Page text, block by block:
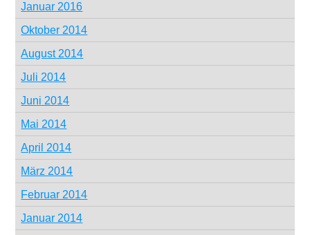
Januar 2016
Oktober 2014
August 2014
Juli 2014
Juni 2014
Mai 2014
April 2014
März 2014
Februar 2014
Januar 2014